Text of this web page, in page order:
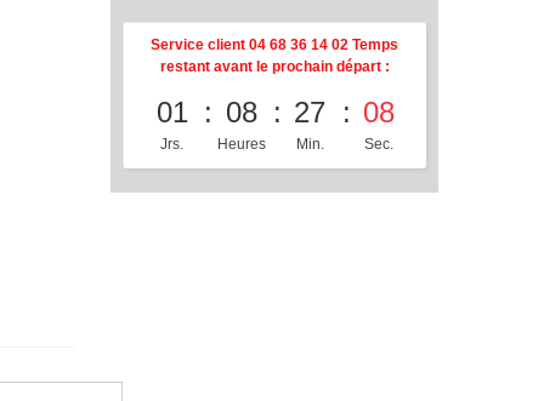
Service client 04 68 36 14 02 Temps
restant avant le prochain départ :
01
Jrs.
08
Heures
27
Min.
08
Sec.